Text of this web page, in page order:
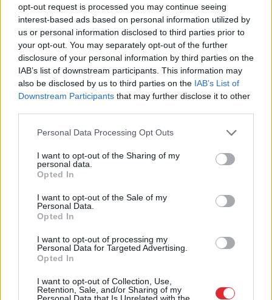
opt-out request is processed you may continue seeing
interest-based ads based on personal information utilized by
us or personal information disclosed to third parties prior to
your opt-out. You may separately opt-out of the further
disclosure of your personal information by third parties on the
IAB’s list of downstream participants. This information may
also be disclosed by us to third parties on the IAB’s List of
Downstream Participants that may further disclose it to other
Please note that this website/app uses one or more Google
not limited to your visit or usage behaviour. You may click to
grant or deny consent to Google and its third-party tags to
use your data for below specified purposes in below Google
consent section.
Personal Data Processing Opt Outs
I want to opt-out of the Sharing of my
personal data.
Opted In
I want to opt-out of the Sale of my
Personal Data.
Opted In
I want to opt-out of processing my
Personal Data for Targeted Advertising.
Opted In
I want to opt-out of Collection, Use,
Retention, Sale, and/or Sharing of my
Personal Data that Is Unrelated with the
Karstums
baktērijām: produkti, kuri
siltumā kļūst bīstami jau
pēc dažām stundām
LASĪTĀKIE
Ārsti nosauc četrus augļus ar kuru ēšanu
pēc 45 gadu vecuma nevajadzētu pārlieku